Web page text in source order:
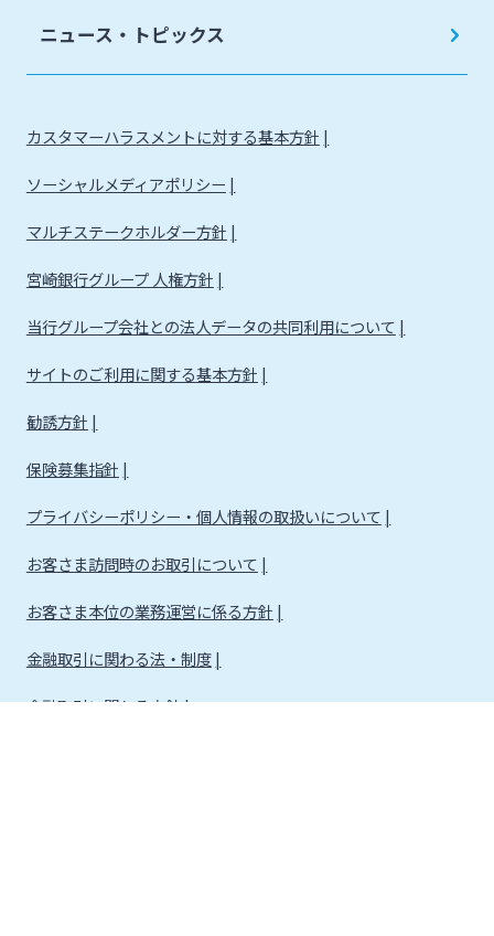
ニュース・トピックス
カスタマーハラスメントに対する基本方針
ソーシャルメディアポリシー
マルチステークホルダー方針
宮崎銀行グループ 人権方針
当行グループ会社との法人データの共同利用について
サイトのご利用に関する基本方針
勧誘方針
保険募集指針
プライバシーポリシー・個人情報の取扱いについて
お客さま訪問時のお取引について
お客さま本位の業務運営に係る方針
金融取引に関わる法・制度
金融取引に関わる方針